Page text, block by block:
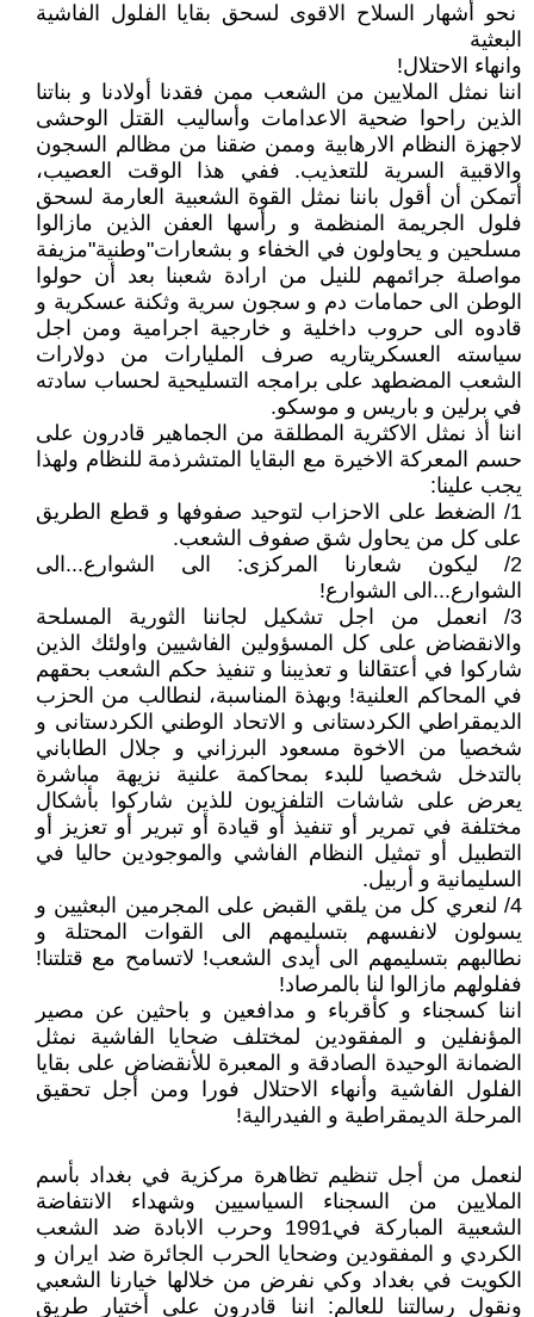
نحو أشهار السلاح الاقوى لسحق بقايا الفلول الفاشية
البعثية
وانهاء الاحتلال!
اننا نمثل الملايين من الشعب ممن فقدنا أولادنا و بناتنا
الذين راحوا ضحية الاعدامات وأساليب القتل الوحشى
لاجهزة النظام الارهابية وممن ضقنا من مظالم السجون
والاقبية السرية للتعذيب. ففي هذا الوقت العصيب،
أتمكن أن أقول باننا نمثل القوة الشعبية العارمة لسحق
فلول الجريمة المنظمة و رأسها العفن الذين مازالوا
مسلحين و يحاولون في الخفاء و بشعارات"وطنية"مزيفة
مواصلة جرائمهم للنيل من ارادة شعبنا بعد أن حولوا
الوطن الى حمامات دم و سجون سرية وثكنة عسكرية و
قادوه الى حروب داخلية و خارجية اجرامية ومن اجل
سياسته العسكريتاريه صرف المليارات من دولارات
الشعب المضطهد على برامجه التسليحية لحساب سادته
في برلين و باريس و موسكو.
اننا أذ نمثل الاكثرية المطلقة من الجماهير قادرون على
حسم المعركة الاخيرة مع البقايا المتشرذمة للنظام ولهذا
يجب علينا:
1/ الضغط على الاحزاب لتوحيد صفوفها و قطع الطريق
على كل من يحاول شق صفوف الشعب.
2/ ليكون شعارنا المركزى: الى الشوارع...الى
الشوارع...الى الشوارع!
3/ انعمل من اجل تشكيل لجاننا الثورية المسلحة
والانقضاض على كل المسؤولين الفاشيين واولئك الذين
شاركوا في أعتقالنا و تعذيبنا و تنفيذ حكم الشعب بحقهم
في المحاكم العلنية! وبهذة المناسبة، لنطالب من الحزب
الديمقراطي الكردستانى و الاتحاد الوطني الكردستانى و
شخصيا من الاخوة مسعود البرزاني و جلال الطاباني
بالتدخل شخصيا للبدء بمحاكمة علنية نزيهة مباشرة
يعرض على شاشات التلفزيون للذين شاركوا بأشكال
مختلفة في تمرير أو تنفيذ أو قيادة أو تبرير أو تعزيز أو
التطبيل أو تمثيل النظام الفاشي والموجودين حاليا في
السليمانية و أربيل.
4/ لنعري كل من يلقي القبض على المجرمين البعثيين و
يسولون لانفسهم بتسليمهم الى القوات المحتلة و
نطالبهم بتسليمهم الى أيدى الشعب! لاتسامح مع قتلتنا!
ففلولهم مازالوا لنا بالمرصاد!
اننا كسجناء و كأقرباء و مدافعين و باحثين عن مصير
المؤنفلين و المفقودين لمختلف ضحايا الفاشية نمثل
الضمانة الوحيدة الصادقة و المعبرة للأنقضاض على بقايا
الفلول الفاشية وأنهاء الاحتلال فورا ومن أجل تحقيق
المرحلة الديمقراطية و الفيدرالية!
لنعمل من أجل تنظيم تظاهرة مركزية في بغداد بأسم
الملايين من السجناء السياسيين وشهداء الانتفاضة
الشعبية المباركة في1991 وحرب الابادة ضد الشعب
الكردي و المفقودين وضحايا الحرب الجائرة ضد ايران و
الكويت في بغداد وكي نفرض من خلالها خيارنا الشعبي
ونقول رسالتنا للعالم: اننا قادرون على أختيار طريق